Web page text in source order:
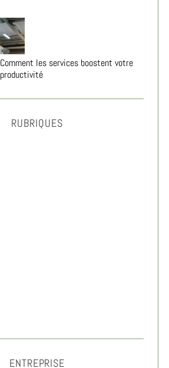
Comment les services boostent votre
productivité
RUBRIQUES
ENTREPRISE